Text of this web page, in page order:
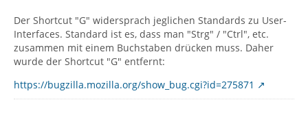
Der Shortcut "G" widersprach jeglichen Standards zu User-
Interfaces. Standard ist es, dass man "Strg" / "Ctrl", etc.
zusammen mit einem Buchstaben drücken muss. Daher
wurde der Shortcut "G" entfernt:
https://bugzilla.mozilla.org/show_bug.cgi?id=275871